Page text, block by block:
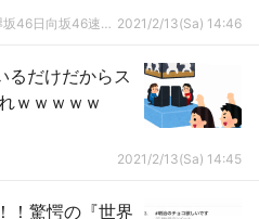
乃木通☆世界最速！乃木坂46欅坂46日向坂46速報まとめ 2021/2/13(Sa) 14:46
るだけだからス
ｗｗｗｗｗ
2021/2/13(Sa) 14:45
！驚愕の『世界